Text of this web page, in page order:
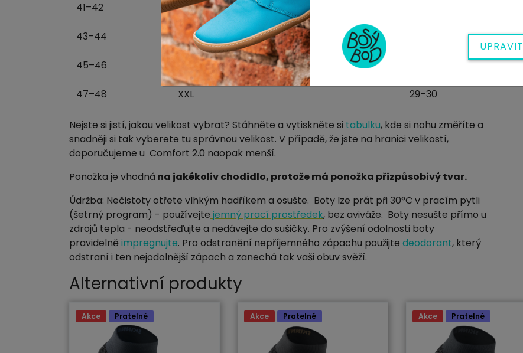
41–42 M
43–44 L
45–46
47–48 XXL 29–30
Nejste si jistí, jakou velikost vybrat? Stáhněte a vytiskněte si tabulku, kde si nohu změříte a
snadněji si tak vyberete tu správnou velikost. V případě, že jste na hranici velikostí,
doporučujeme u Comfort 2.0 naopak menší.
Ponožka je vhodná na jakékoliv chodidlo, protože má ponožka přizpůsobivý tvar.
Údržba: Nečistoty otřete vlhkým hadříkem a osušte. Boty lze prát při 30°C v pracím pytli
(šetrný program) - používejte jemný prací prostředek, bez aviváže. Boty nesušte přímo u
zdrojů tepla - neodstřeďujte a nedávejte do sušičky. Pro zvýšení odolnosti boty
pravidelněimpregnujte. Pro odstranění nepříjemného zápachu použijte deodorant, který
odstraní i ten nejodolnější zápach a zanechá tak vaši obuv svěží.
Alternativní produkty
Akce Pratelné Akce Pratelné Akce Pratelné
UPRAVIT